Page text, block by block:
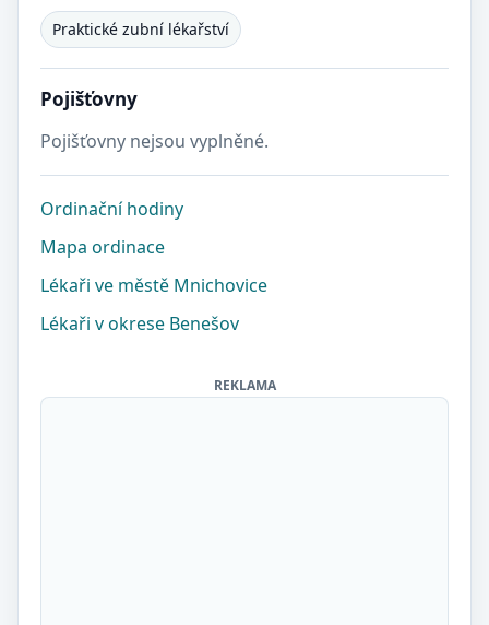
Praktické zubní lékařství
Pojišťovny
Pojišťovny nejsou vyplněné.
Ordinační hodiny
Mapa ordinace
Lékaři ve městě Mnichovice
Lékaři v okrese Benešov
REKLAMA